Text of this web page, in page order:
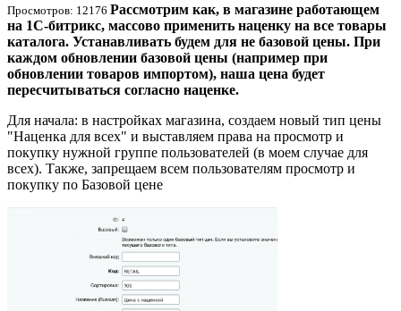
Просмотров: 12176 Рассмотрим как, в магазине работающем
на 1С-битрикс, массово применить наценку на все товары
каталога. Устанавливать будем для не базовой цены. При
каждом обновлении базовой цены (например при
обновлении товаров импортом), наша цена будет
пересчитываться согласно наценке.
Для начала: в настройках магазина, создаем новый тип цены
"Наценка для всех" и выставляем права на просмотр и
покупку нужной группе пользователей (в моем случае для
всех). Также, запрещаем всем пользователям просмотр и
покупку по Базовой цене